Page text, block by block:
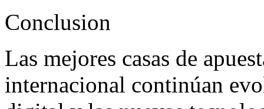
Conclusion
Las mejores casas de
internacional continúan